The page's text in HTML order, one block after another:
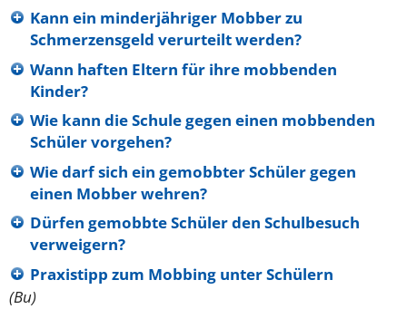
Kann ein minderjähriger Mobber zu
Schmerzensgeld verurteilt werden?
Wann haften Eltern für ihre mobbenden
Kinder?
Wie kann die Schule gegen einen mobbenden
Schüler vorgehen?
Wie darf sich ein gemobbter Schüler gegen
einen Mobber wehren?
Dürfen gemobbte Schüler den Schulbesuch
verweigern?
Praxistipp zum Mobbing unter Schülern
(Bu)